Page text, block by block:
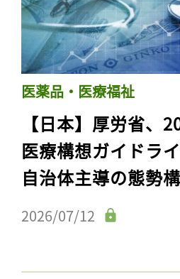
医薬品・医療福祉
【日本】厚労省、
医療構想ガイドライ
自治体主導の態勢
2026/07/12